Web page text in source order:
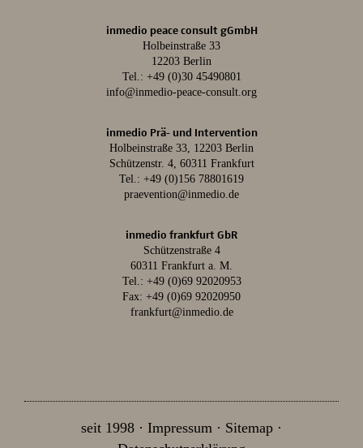
inmedio peace consult gGmbH
Holbeinstraße 33
12203 Berlin
Tel.: +49 (0)30 45490801
info@inmedio-peace-consult.org
inmedio Prä- und Intervention
Holbeinstraße 33, 12203 Berlin
Schützenstr. 4, 60311 Frankfurt
Tel.: +49 (0)156 78801619
praevention@inmedio.de
inmedio frankfurt GbR
Schützenstraße 4
60311 Frankfurt a. M.
Tel.: +49 (0)69 92020953
Fax: +49 (0)69 92020950
frankfurt@inmedio.de
seit 1998 Impressum
Sitemap